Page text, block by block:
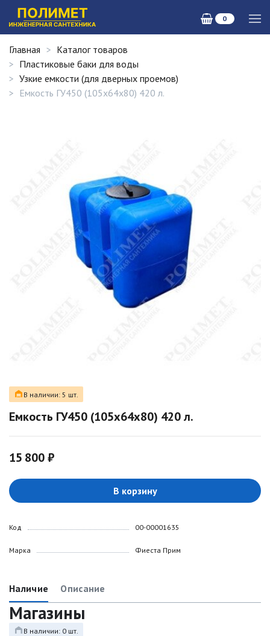
0
Главная
Каталог товаров
Пластиковые баки для воды
Узкие емкости (для дверных проемов)
Емкость ГУ450 (105х64х80) 420 л.
В наличии: 5 шт.
Емкость ГУ450 (105х64х80) 420 л.
15 800 ₽
В корзину
Код
Марка
00-00001635
Фиеста Прим
Наличие Описание
Магазины
В наличии: 0 шт.